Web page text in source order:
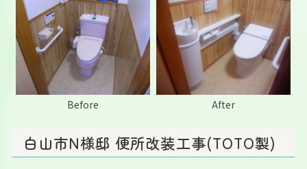
Before After
白山市N様邸 便所改装工事(TOTO製)